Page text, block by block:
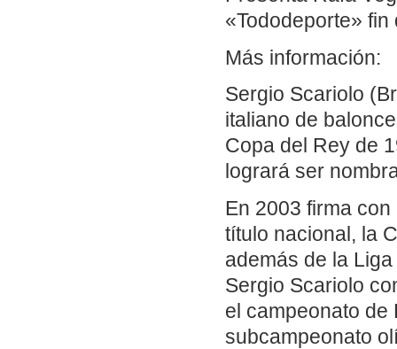
«Tododeporte»
Más información:
Sergio Scariolo
italiano de
Copa del Rey de
logrará ser
En 2003 firma
título nacional, la
además de la
Sergio Scariolo
el campeonato de
subcampeonato